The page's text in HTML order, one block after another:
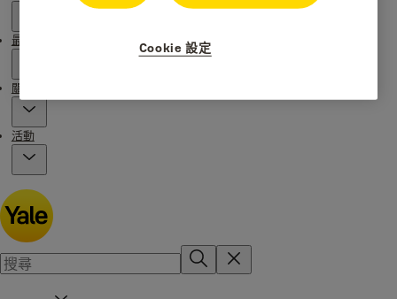
最新消息
關於 Yale
活動
Cookie 設定